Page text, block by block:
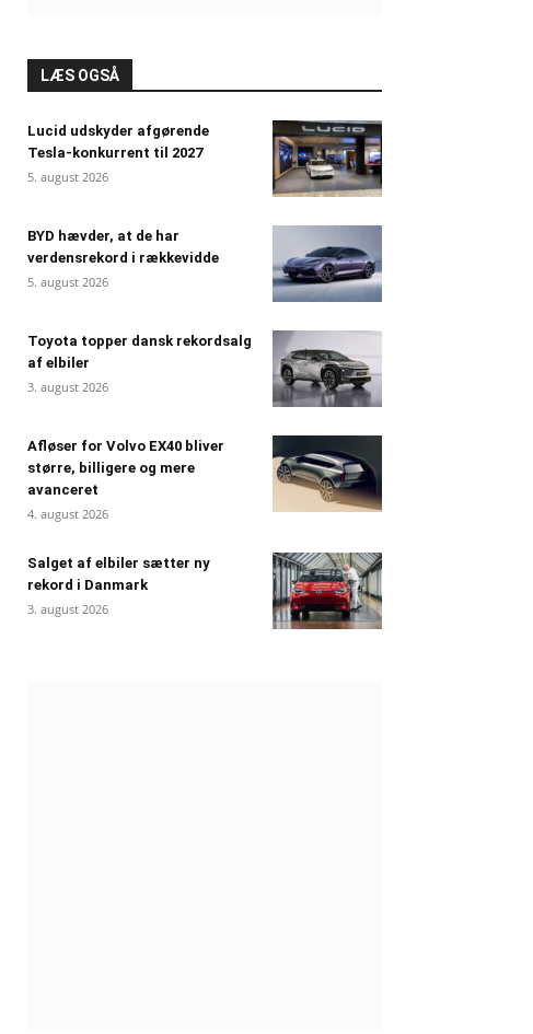
LÆS OGSÅ
Lucid udskyder afgørende
Tesla-konkurrent til 2027
5. august 2026
BYD hævder, at de har
verdensrekord i rækkevidde
5. august 2026
Toyota topper dansk rekordsalg
af elbiler
3. august 2026
Afløser for Volvo EX40 bliver
større, billigere og mere
avanceret
4. august 2026
Salget af elbiler sætter ny
rekord i Danmark
3. august 2026